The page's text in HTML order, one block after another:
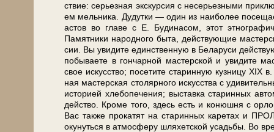
ствие: се­рьез­ная экскурсия с не­серь­ез­ны­ми
ем мель­ни­ка. Ду­дутки — один из наи­бо­лее
а­стов во гла­ве с Е. Бу­ди­на­сом, этот
Памятники на­род­но­го бы­та, дей­ствую­щие
сии. Вы уви­ди­те един­ствен­ную в Бе­ла­ру­си
по­бы­ва­е­те в гон­чар­ной ма­стер­ской и уви­ди­те
свое ис­кус­ство; по­се­ти­те ста­рин­ную куз­ни­цу
ная ма­стер­ская сто­ляр­но­го ис­кус­ства с
ис­то­ри­ей хле­бо­пе­че­ния; вы­став­ка ста­рин­ных
дей­ство. Кро­ме то­го, здесь есть и ко­нюш­ня с
Вас так­же про­ка­тят на ста­рин­ных ка­ре­тах и
оку­нуть­ся в ат­мо­сфе­ру шля­хет­ской усадь­бы. Во